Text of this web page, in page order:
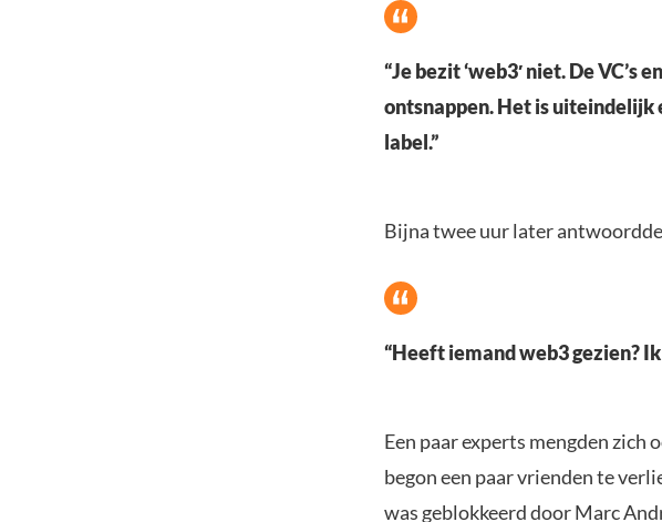
“Je bezit ‘web3′ niet. De VC’s
ontsnappen. Het is
label.”
Bijna twee uur later
“Heeft iemand web3 gezien?
Een paar experts mengden zich
begon een paar vrienden te
was geblokkeerd door Marc